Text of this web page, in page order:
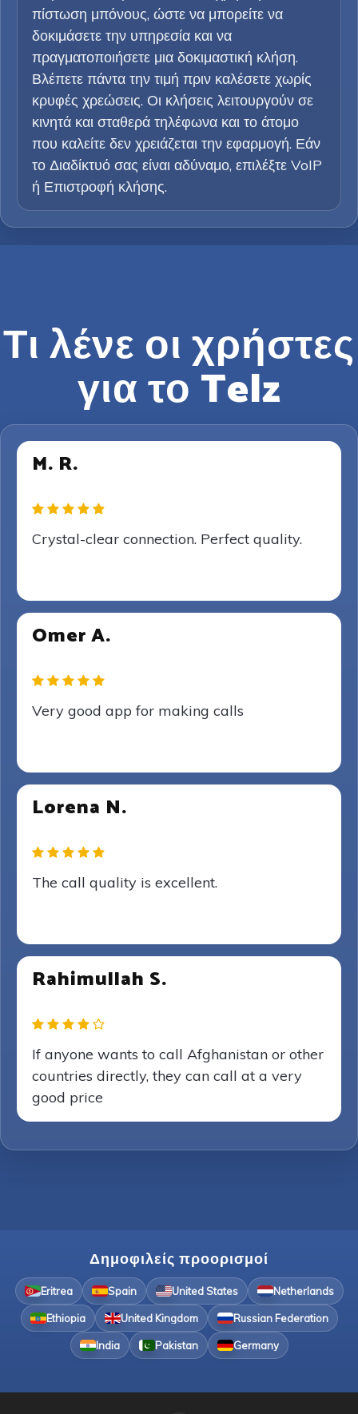
πίστωση μπόνους, ώστε να μπορείτε να
δοκιμάσετε την υπηρεσία και να
πραγματοποιήσετε μια δοκιμαστική κλήση.
Βλέπετε πάντα την τιμή πριν καλέσετε χωρίς
κρυφές χρεώσεις. Οι κλήσεις λειτουργούν σε
κινητά και σταθερά τηλέφωνα και το άτομο
που καλείτε δεν χρειάζεται την εφαρμογή. Εάν
το Διαδίκτυό σας είναι αδύναμο, επιλέξτε VoIP
ή Επιστροφή κλήσης.
Τι λένε οι χρήστες
για το Telz
M. R.
Crystal-clear connection. Perfect quality.
Omer A.
Very good app for making calls
Lorena N.
The call quality is excellent.
Rahimullah S.
If anyone wants to call Afghanistan or other
countries directly, they can call at a very
good price
Δημοφιλείς προορισμοί
Eritrea Spain United States Netherlands
Ethiopia United Kingdom Russian Federation
India Pakistan Germany